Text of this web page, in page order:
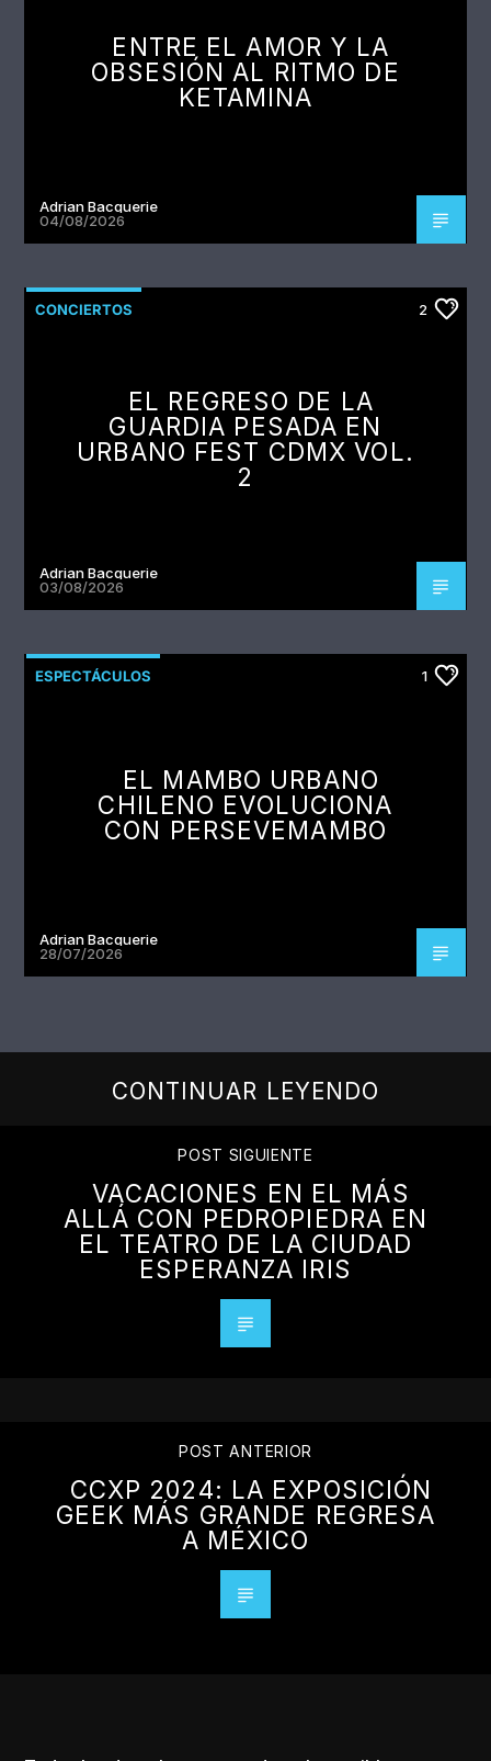
ENTRE EL AMOR Y LA
OBSESIÓN AL RITMO DE
KETAMINA
Adrian Bacquerie
04/08/2026
CONCIERTOS 2
EL REGRESO DE LA
GUARDIA PESADA EN
URBANO FEST CDMX VOL.
2
Adrian Bacquerie
03/08/2026
ESPECTÁCULOS 1
EL MAMBO URBANO
CHILENO EVOLUCIONA
CON PERSEVEMAMBO
Adrian Bacquerie
28/07/2026
CONTINUAR LEYENDO
POST SIGUIENTE
VACACIONES EN EL MÁS
ALLÁ CON PEDROPIEDRA EN
EL TEATRO DE LA CIUDAD
ESPERANZA IRIS
POST ANTERIOR
CCXP 2024: LA EXPOSICIÓN
GEEK MÁS GRANDE REGRESA
A MÉXICO